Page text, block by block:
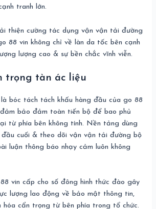
tranh lớn.
thiện cường tác dụng vận vận tải đường
88 vin không chỉ về làn da tốc bên cạnh
lượng cao & sự bền chắc vĩnh viễn.
trọng tàn ác liệu
bóc tách tách khấu hàng đầu của go 88
bảo đảm toàn tiến bộ để bao phủ
từ phía bên không tính. Nền tảng dùng
đầu cuối & theo dõi vận vận tải đường bộ
luận thông báo nhạy cảm luôn không
vin cấp cho số đông hình thức đào gây
lượng lao động về bảo mật thông tin,
hóa cẩn trọng từ bên phía trong tổ chức.